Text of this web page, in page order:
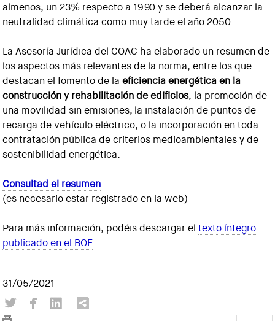
almenos, un 23% respecto a 1990 y se deberá alcanzar la
neutralidad climática como muy tarde el año 2050.
La Asesoría Jurídica del COAC ha elaborado un resumen de
los aspectos más relevantes de la norma, entre los que
destacan el fomento de laeficiencia energética en la
construcción y rehabilitación de edificios, la promoción de
una movilidad sin emisiones, la instalación de puntos de
recarga de vehículo eléctrico, o la incorporación en toda
contratación pública de criterios medioambientales y de
sostenibilidad energética.
Consultad el resumen
(es necesario estar registrado en la web)
Para más información, podéis descargar eltexto íntegro
publicado en el BOE.
31/05/2021